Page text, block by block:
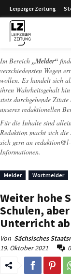
Leipziger Zeitung
Im Bereich „Melder“
verschiedensten Wegen
wollen. Es handelt sich
ihren Wahrheitsgehalt
stets durchgehende
unseres redaktionellen
Für die Inhalte sind
Redaktion macht sich die
sich gern an
Informationen.
Melder Wortmelder
Weiter hohe
Schulen,
Unterricht
Von Sächsisches
19. Oktober 2021
0